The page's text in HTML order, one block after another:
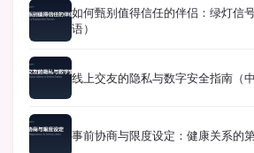
如何甄别值得信任的伴侣：绿灯信
语）
线上交友的隐私与数字安全指南（中
事前协商与限度设定：健康关系的